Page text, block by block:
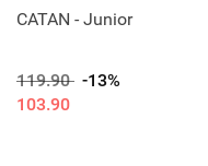
CATAN - Junior
119.90 -13%
103.90